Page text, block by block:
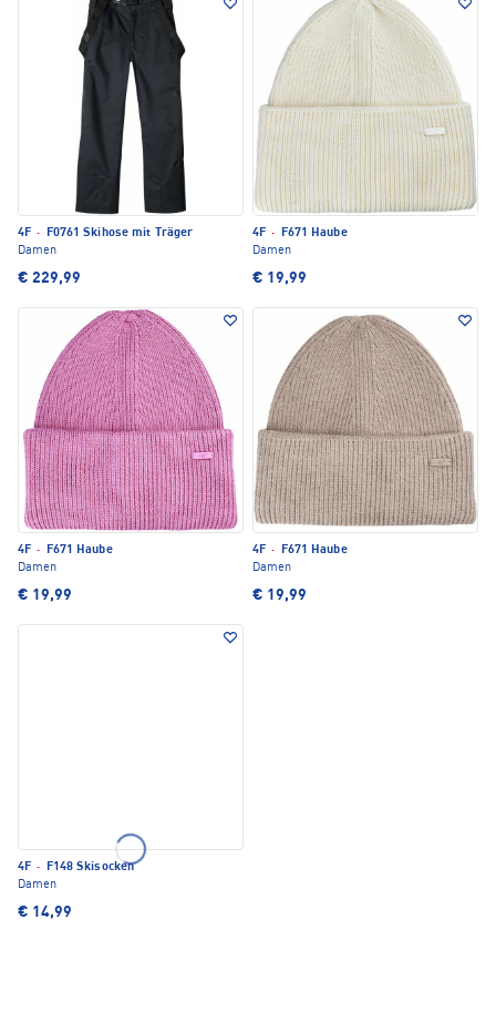
4F ·
F0761 Skihose mit Träger
Damen
€ 229,99
4F ·
F671 Haube
Damen
€ 19,99
4F ·
F671 Haube
Damen
€ 19,99
4F ·
F671 Haube
Damen
€ 19,99
4F ·
F148 Skisocken
Damen
€ 14,99